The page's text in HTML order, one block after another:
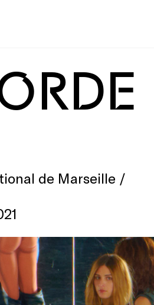
de Marseille /